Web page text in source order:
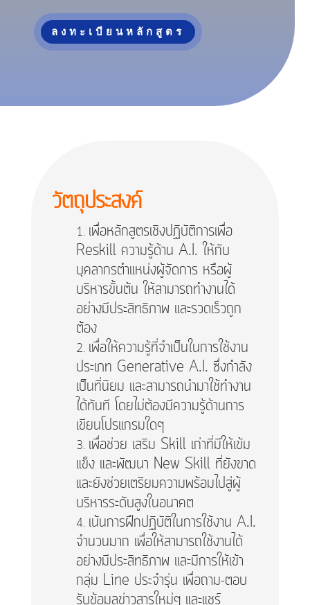
ลงทะเบียนหลักสูตร
วัตถุประสงค์
เพื่อหลักสูตรเชิงปฏิบัติการเพื่อ
Reskill ความรู้ด้าน A.I. ให้กับ
บุคลากรตำแหน่งผู้จัดการ หรือผู้
บริหารขั้นต้น ให้สามารถทำงานได้
อย่างมีประสิทธิภาพ และรวดเร็วถูก
ต้อง
เพื่อให้ความรู้ที่จำเป็นในการใช้งาน
ประเภท Generative A.I. ซึ่งกำลัง
เป็นที่นิยม และสามารถนำมาใช้ทำงาน
ได้ทันที โดยไม่ต้องมีความรู้ด้านการ
เขียนโปรแกรมใดๆ
เพื่อช่วย เสริม Skill เก่าที่มีให้เข้ม
แข็ง และพัฒนา New Skill ที่ยังขาด
และยังช่วยเตรียมความพร้อมไปสู่ผู้
บริหารระดับสูงในอนาคต
เน้นการฝึกปฏิบัติในการใช้งาน A.I.
จำนวนมาก เพื่อให้สามารถใช้งานได้
อย่างมีประสิทธิภาพ และมีการให้เข้า
กลุ่ม Line ประจำรุ่น เพื่อถาม-ตอบ
รับข้อมูลข่าวสารใหม่ๆ และแชร์